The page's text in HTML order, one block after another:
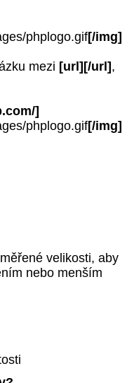
phplogo.gif[/img]
mezi [url][/url] ,
]
phplogo.gif[/img]
velikosti, aby
nebo menším